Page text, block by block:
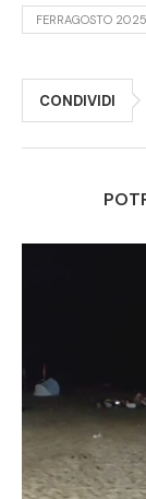
FERRAGOSTO 2025
CONDIVIDI